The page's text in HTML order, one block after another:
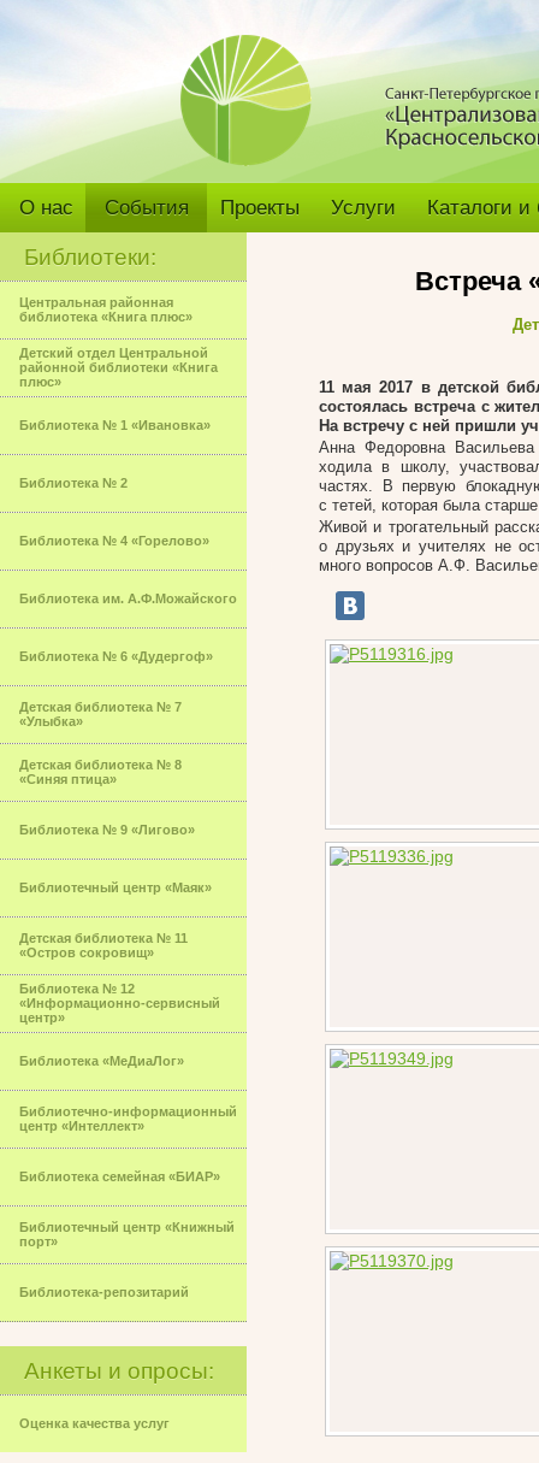
О нас События Проекты Услуги Каталоги
Библиотеки:
Центральная районная
библиотека «Книга плюс»
Детский отдел Центральной
районной библиотеки «Книга
плюс»
Библиотека № 1 «Ивановка»
Библиотека № 2
Библиотека № 4 «Горелово»
Библиотека им. А.Ф.Можайского
Библиотека № 6 «Дудергоф»
Детская библиотека № 7
«Улыбка»
Детская библиотека № 8
«Синяя птица»
Библиотека № 9 «Лигово»
Библиотечный центр «Маяк»
Детская библиотека № 11
«Остров сокровищ»
Библиотека № 12
«Информационно-сервисный
центр»
Библиотека «МеДиаЛог»
Библиотечно-информационный
центр «Интеллект»
Библиотека семейная «БИАР»
Библиотечный центр «Книжный
порт»
Библиотека-репозитарий
Анкеты и опросы:
Оценка качества услуг
Встреча
11 мая 2017 в детской
состоялась встреча с
На встречу с ней пришли
Анна Федоровна
ходила в школу,
частях. В первую
с тетей, которая была
Живой и трогательный
о друзьях и учителях не
много вопросов А.Ф.